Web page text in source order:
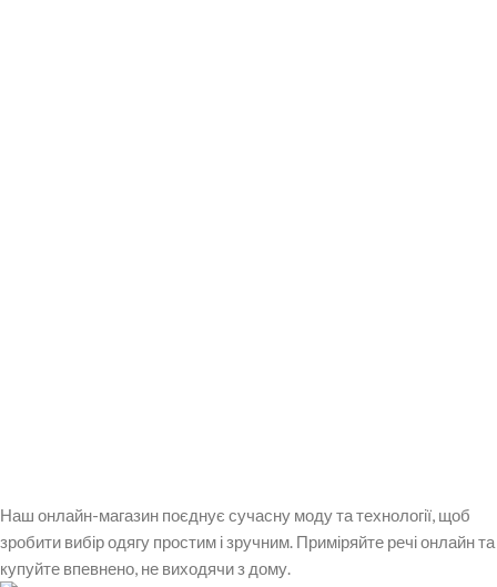
Наш онлайн-магазин поєднує сучасну моду та технології, щоб
зробити вибір одягу простим і зручним. Приміряйте речі онлайн та
купуйте впевнено, не виходячи з дому.